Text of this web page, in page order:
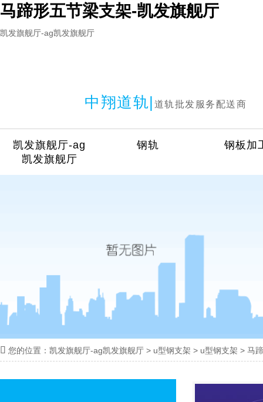
马蹄形五节梁支架-凯发旗舰厅
凯发旗舰厅-ag凯发旗舰厅
中翔道轨| 道轨批发服务配送商
凯发旗舰厅-ag
凯发旗舰厅
钢轨 钢板加
 您的位置： 凯发旗舰厅-ag凯发旗舰厅 > u型钢支架 > u型钢支架 > 马